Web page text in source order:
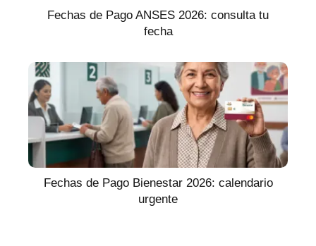
Fechas de Pago ANSES 2026: consulta tu
fecha
Fechas de Pago Bienestar 2026: calendario
urgente